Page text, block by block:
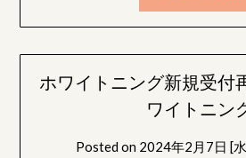
ホワイトニング新規受付
ワイトニン
Posted on 2024年2月7日 [